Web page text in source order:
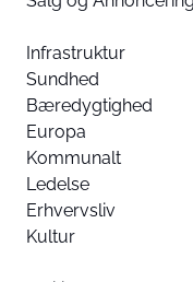
Infrastruktur
Sundhed
Bæredygtighed
Europa
Kommunalt
Ledelse
Erhvervsliv
Kultur